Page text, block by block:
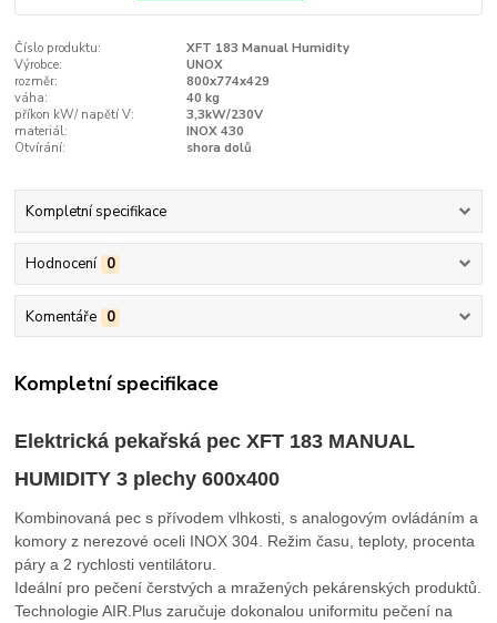
Číslo produktu:
XFT 183 Manual Humidity
Výrobce:
UNOX
rozměr:
800x774x429
váha:
40 kg
příkon kW/ napětí V:
3,3kW/230V
materiál:
INOX 430
Otvírání:
shora dolů
Kompletní specifikace
Hodnocení 0
Komentáře 0
Kompletní specifikace
Elektrická pekařská pec XFT 183 MANUAL
HUMIDITY 3 plechy 600x400
Kombinovaná pec s přívodem vlhkosti, s analogovým ovládáním a
komory z nerezové oceli INOX 304. Režim času, teploty, procenta
páry a 2 rychlosti ventilátoru.
Ideální pro pečení čerstvých a mražených pekárenských produktů.
Technologie AIR.Plus zaručuje dokonalou uniformitu pečení na